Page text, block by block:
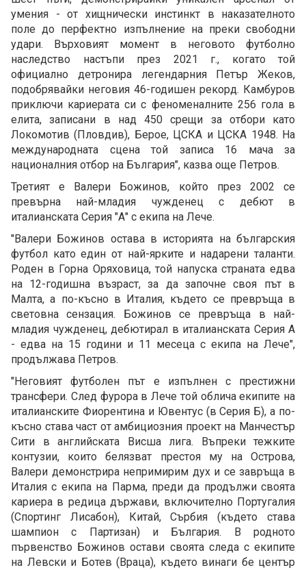
умения - от хищнически инстинкт в наказателното
поле до перфектно изпълнение на преки свободни
удари. Върховият момент в неговото футболно
наследство настъпи през 2021 г., когато той
официално детронира легендарния Петър Жеков,
подобрявайки неговия 46-годишен рекорд. Камбуров
приключи кариерата си с феноменалните 256 гола в
елита, записани в над 450 срещи за отбори като
Локомотив (Пловдив), Берое, ЦСКА и ЦСКА 1948. На
международната сцена той записа 16 мача за
националния отбор на България", казва още Петров.
Третият е Валери Божинов, който през 2002 се
превърна най-младия чужденец с дебют в
италианската Серия "А" с екипа на Лече.
"Валери Божинов остава в историята на българския
футбол като един от най-ярките и надарени таланти.
Роден в Горна Оряховица, той напуска страната едва
на 12-годишна възраст, за да започне своя път в
Малта, а по-късно в Италия, където се превръща в
световна сензация. Божинов се превръща в най-
младия чужденец, дебютирал в италианската Серия А
- едва на 15 години и 11 месеца с екипа на Лече",
продължава Петров.
"Неговият футболен път е изпълнен с престижни
трансфери. След фурора в Лече той облича екипите на
италианските Фиорентина и Ювентус (в Серия Б), а по-
късно става част от амбициозния проект на Манчестър
Сити в английската Висша лига. Въпреки тежките
контузии, които белязват престоя му на Острова,
Валери демонстрира непримирим дух и се завръща в
Италия с екипа на Парма, преди да продължи своята
кариера в редица държави, включително Португалия
(Спортинг Лисабон), Китай, Сърбия (където става
шампион с Партизан) и България. В родното
първенство Божинов остави своята следа с екипите
на Левски и Ботев (Враца), където винаги бе център